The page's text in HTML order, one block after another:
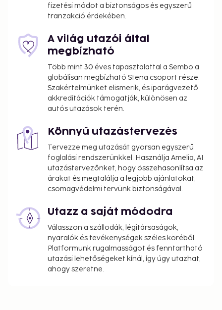
fizetési módot a biztonságos és egyszerű
tranzakció érdekében.
A világ utazói által
megbízható
Több mint 30 éves tapasztalattal a Sembo a
globálisan megbízható Stena csoport része.
Szakértelmünket elismerik, és iparágvezető
akkreditációk támogatják, különösen az
autós utazások terén.
Könnyű utazástervezés
Tervezze meg utazását gyorsan egyszerű
foglalási rendszerünkkel. Használja Amelia, AI
utazástervezőnket, hogy összehasonlítsa az
árakat és megtalálja a legjobb ajánlatokat,
csomagvédelmi tervünk biztonságával.
Utazz a saját módodra
Válasszon a szállodák, légitársaságok,
nyaralók és tevékenységek széles köréből.
Platformunk rugalmasságot és fenntartható
utazási lehetőségeket kínál, így úgy utazhat,
ahogy szeretne.